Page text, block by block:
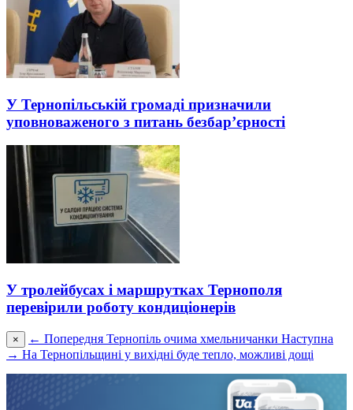
У Тернопільській громаді призначили
уповноваженого з питань безбар’єрності
У тролейбусах і маршрутках Тернополя
перевірили роботу кондиціонерів
× ← Попередня Тернопіль очима хмельничанки Наступна
→ На Тернопільщині у вихідні буде тепло, можливі дощі